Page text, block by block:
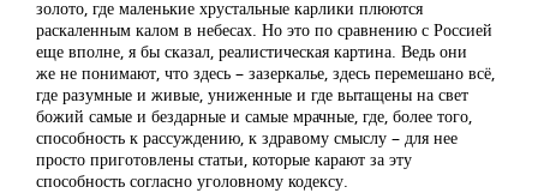
золото, где маленькие хрустальные карлики плюются
раскаленным калом в небесах. Но это по сравнению с Россией
еще вполне, я бы сказал, реалистическая картина. Ведь они
же не понимают, что здесь – зазеркалье, здесь перемешано всё,
где разумные и живые, униженные и где вытащены на свет
божий самые и бездарные и самые мрачные, где, более того,
способность к рассуждению, к здравому смыслу – для нее
просто приготовлены статьи, которые карают за эту
способность согласно уголовному кодексу.